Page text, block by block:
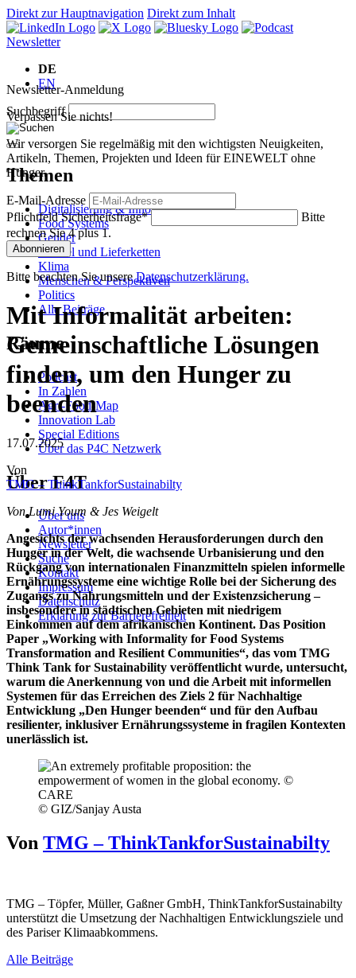
Direkt zur Hauptnavigation Direkt zum Inhalt
Newsletter
DE
EN
Suchbegriff
Themen
Digitalisierung & Innovation
Food Systems
Gender
Handel und Lieferketten
Klima
Menschen & Perspektiven
Politics
Alle Beiträge
Räume
Podcast
In Zahlen
Agri-Food-Map
Innovation Lab
Special Editions
Über das P4C Netzwerk
Über F4T
Über uns
Autor*innen
Newsletter
Suche
Kontakt
Impressum
Datenschutz
Erklärung zur Barrierefreiheit
Newsletter-Anmeldung
Verpassen Sie nichts!
Wir versorgen Sie regelmäßig mit den wichtigsten Neuigkeiten,
Artikeln, Themen, Projekten und Ideen für EINEWELT ohne
Hunger.
E-Mail-Adresse
PflichtfeldSicherheitsfrage*
Bitte
rechnen Sie 4 plus 1.
Abonnieren
Bitte beachten Sie unsereDatenschutzerklärung.
Mit Informalität arbeiten:
Gemeinschaftliche Lösungen
finden, um den Hunger zu
beenden
17.07.2025
Von
TMG – ThinkTankforSustainabilty
Von Lumi Youm & Jes Weigelt
Angesichts der wachsenden Herausforderungen durch den
Hunger in der Welt, die wachsende Urbanisierung und den
Rückgang von internationalen Finanzmitteln spielen informelle
Ernährungssysteme eine wichtige Rolle bei der Sicherung des
Zugangs zu Nahrungsmitteln und der Existenzsicherung –
insbesondere in städtischen Gebieten mit niedrigem
Einkommen auf dem afrikanischen Kontinent. Das Position
Paper „Working with Informality for Food Systems
Transformation and Resilient Communities“, das vom TMG
Think Tank for Sustainability veröffentlicht wurde, untersucht,
warum die Anerkennung von und die Arbeit mit informellen
Systemen für das Erreichen des Ziels 2 für Nachhaltige
Entwicklung „Den Hun­ger been­den“ und für den Aufbau
resilienter, inklusiver Ernährungssysteme in fragilen Kontexten
unerlässlich ist.
© GIZ/Sanjay Austa
Von TMG – ThinkTankforSustainabilty
TMG – Töpfer, Müller, Gaßner GmbH, ThinkTankforSustainabilty
unterstützt die Umsetzung der Nachhaltigen Entwicklungsziele und
des Pariser Klimaabkommens.
Alle Beiträge